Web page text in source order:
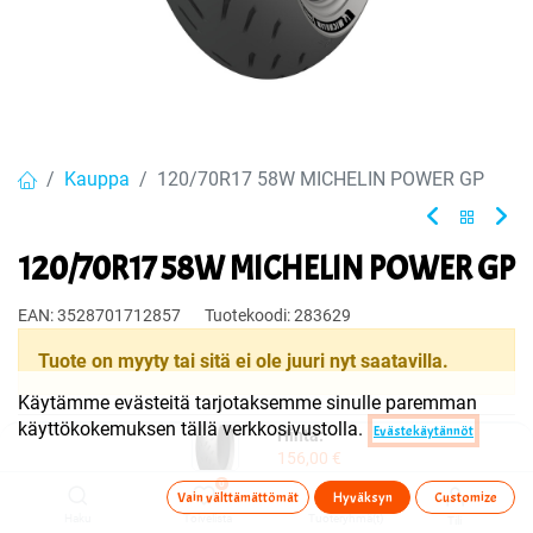
Hinta:
156,00 €
0
Toivelista Tuoteryhmä(t)
Kauppa 120/70R17 58W MICHELIN POWER GP
120/70R17 58W MICHELIN POWER GP
EAN:3528701712857 Tuotekoodi:283629
Tuote on myyty tai sitä ei ole juuri nyt saatavilla.
Käytämme evästeitä tarjotaksemme sinulle paremman
käyttökokemuksen tällä verkkosivustolla.
Evästekäytännöt
Vain välttämättömät Hyväksyn Customize